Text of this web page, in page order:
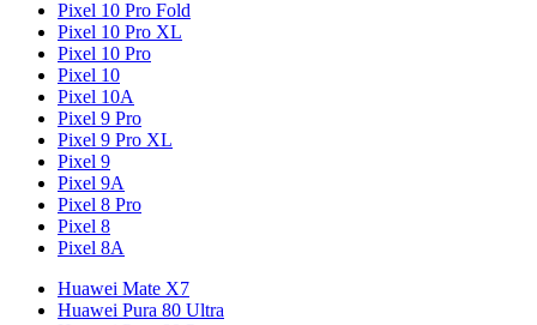
Pixel 10 Pro Fold
Pixel 10 Pro XL
Pixel 10 Pro
Pixel 10
Pixel 10A
Pixel 9 Pro
Pixel 9 Pro XL
Pixel 9
Pixel 9A
Pixel 8 Pro
Pixel 8
Pixel 8A
Huawei Mate X7
Huawei Pura 80 Ultra